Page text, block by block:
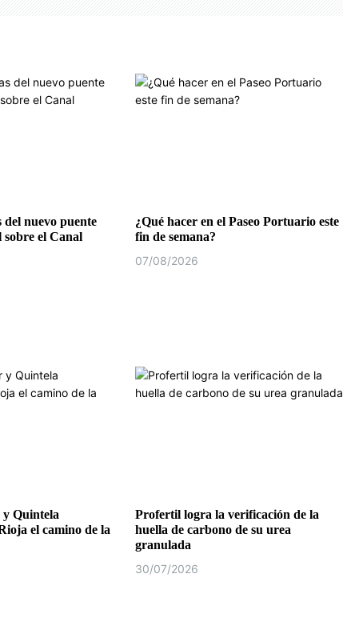
del nuevo puente
sobre el Canal
¿Qué hacer en el Paseo Portuario este
fin de semana?
07/08/2026
Quintela
el camino de la
Profertil logra la verificación de la
huella de carbono de su urea
granulada
30/07/2026